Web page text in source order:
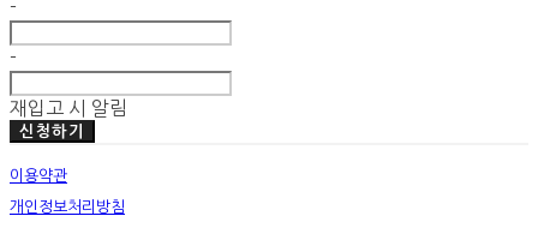
-
-
재입고 시 알림
신청하기
이용약관
개인정보처리방침